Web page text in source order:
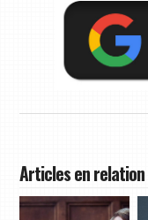
Articles en relation